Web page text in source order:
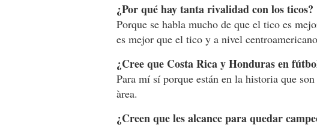
¿Por qué hay tanta rivalidad con los ticos?
Porque se habla mucho de que el tico es
es mejor que el tico y a nivel
¿Cree que Costa Rica y Honduras en
Para mí sí porque están en la historia que
àrea.
¿Creen que les alcance para quedar